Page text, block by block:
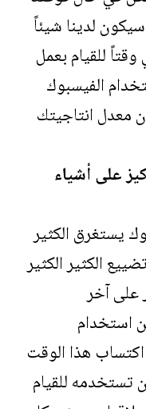
لدينا شيئاً
للقيام بعمل
الفيسبوك
انتاجيتك
على أشياء
يستغرق الكثير
الكثير الكثير
على آخر
استخدام
هذا الوقت
تستخدمه للقيام